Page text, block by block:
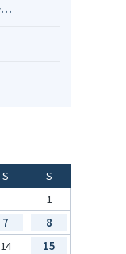
S
S
1
7
8
14
15